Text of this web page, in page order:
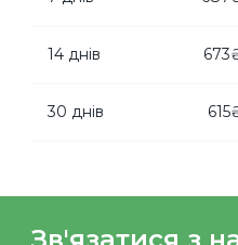
14 днів
30 днів